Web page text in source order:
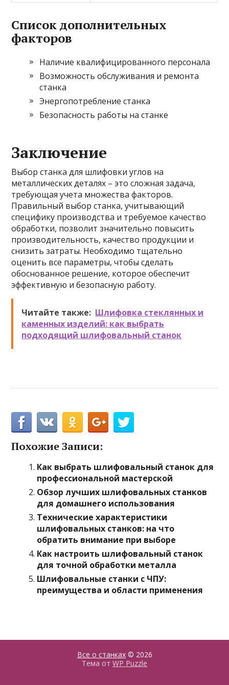
Список дополнительных
факторов
Наличие квалифицированного персонала
Возможность обслуживания и ремонта
станка
Энергопотребление станка
Безопасность работы на станке
Заключение
Выбор станка для шлифовки углов на
металлических деталях – это сложная задача,
требующая учета множества факторов.
Правильный выбор станка, учитывающий
специфику производства и требуемое качество
обработки, позволит значительно повысить
производительность, качество продукции и
снизить затраты. Необходимо тщательно
оценить все параметры, чтобы сделать
обоснованное решение, которое обеспечит
эффективную и безопасную работу.
Читайте также: Шлифовка стеклянных и
каменных изделий: как выбрать
подходящий шлифовальный станок
Похожие Записи:
Как выбрать шлифовальный станок для
профессиональной мастерской
Обзор лучших шлифовальных станков
для домашнего использования
Технические характеристики
шлифовальных станков: на что
обратить внимание при выборе
Как настроить шлифовальный станок
для точной обработки металла
Шлифовальные станки с ЧПУ:
преимущества и области применения
Все о станках© 2026
Тема от WP Puzzle